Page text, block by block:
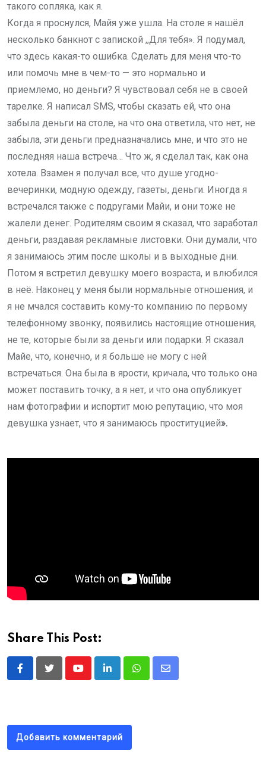
такого сопляка, как я.
Когда я проснулся, Майя уже ушла. На столе я нашёл
несколько банкнот с запиской ,,Для тебя». Я подумал,
что здесь какая-то ошибка. Сделать для меня что-то
или помочь мне в чем-то — это нормально и
приемлемо, но деньги? Я чувствовал себя не в своей
тарелке. Я написал SMS, чтобы сказать ей, что она
забыла деньги на столе, на что она ответила, что нет, не
забыла, эти деньги предназначались мне, и что это не
последняя наша встреча… Что ж, я сделал так, как она
хотела. Взамен я получал все, что душе угодно-
вечеринки, модную одежду, газеты, деньги. Иногда я
встречался также с подругами Майи, и они тоже не
жалели денег. Родителям своим я сказал, что заработал
деньги, раздавая рекламные листовки. Они думали, что
я занимаюсь этим после школы и в выходные дни.
Потом я встретил девушку моего возраста, и влюбился
в неё. Наконец у меня были нормальные отношения, и
я не мчался составить кому-то компанию по первому
телефонному звонку, появились настоящие отношения,
не те, которые были за деньги или подарки. Я сказал
Майе, что, конечно, и я больше не могу с ней
встречаться. Она была в ярости, кричала, что только она
может поставить точку, а я нет, и что она опубликует
нам фотографии и испортит мою репутацию, что моя
девушка узнает, что я занимаюсь проституцией».
Share This Post:
YoutubeLinkedInWhatsappShare
Добавить комментарий